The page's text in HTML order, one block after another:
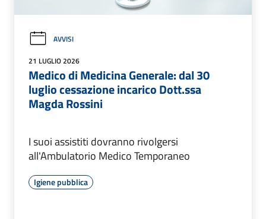
AVVISI
21 LUGLIO 2026
Medico di Medicina Generale: dal 30
luglio cessazione incarico Dott.ssa
Magda Rossini
I suoi assistiti dovranno rivolgersi
all'Ambulatorio Medico Temporaneo
Igiene pubblica